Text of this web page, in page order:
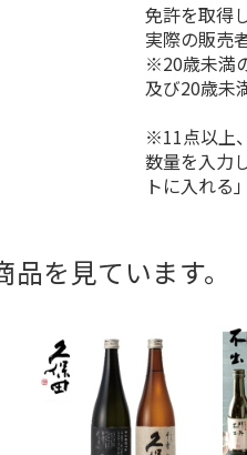
免許を取得
実際の販売
※20歳未満
及び20歳未
※11点以上
数量を入力
トに入れる
を見ています。